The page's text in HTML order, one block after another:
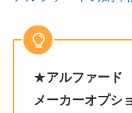
★アルファー
メーカーオプシ